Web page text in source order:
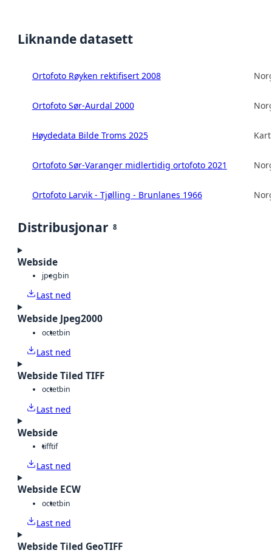
Liknande datasett
Ortofoto Røyken rektifisert 2008
Ortofoto Sør-Aurdal 2000
Høydedata Bilde Troms 2025
Ortofoto Sør-Varanger midlertidig ortofoto 2021
Ortofoto Larvik - Tjølling - Brunlanes 1966
Distribusjonar 8
Webside
jpegbin
Last ned
Webside Jpeg2000
octetbin
Last ned
Webside Tiled TIFF
octetbin
Last ned
Webside
tifftif
Last ned
Webside ECW
octetbin
Last ned
Webside Tiled GeoTIFF